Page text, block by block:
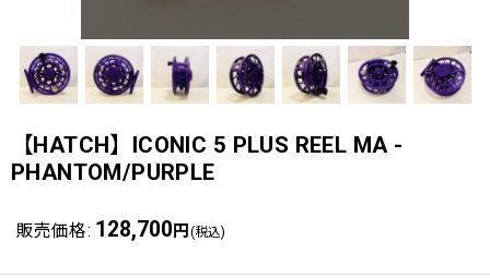
【HATCH】ICONIC 5 PLUS REEL MA -
PHANTOM/PURPLE
販売価格: 128,700 円 (税込)